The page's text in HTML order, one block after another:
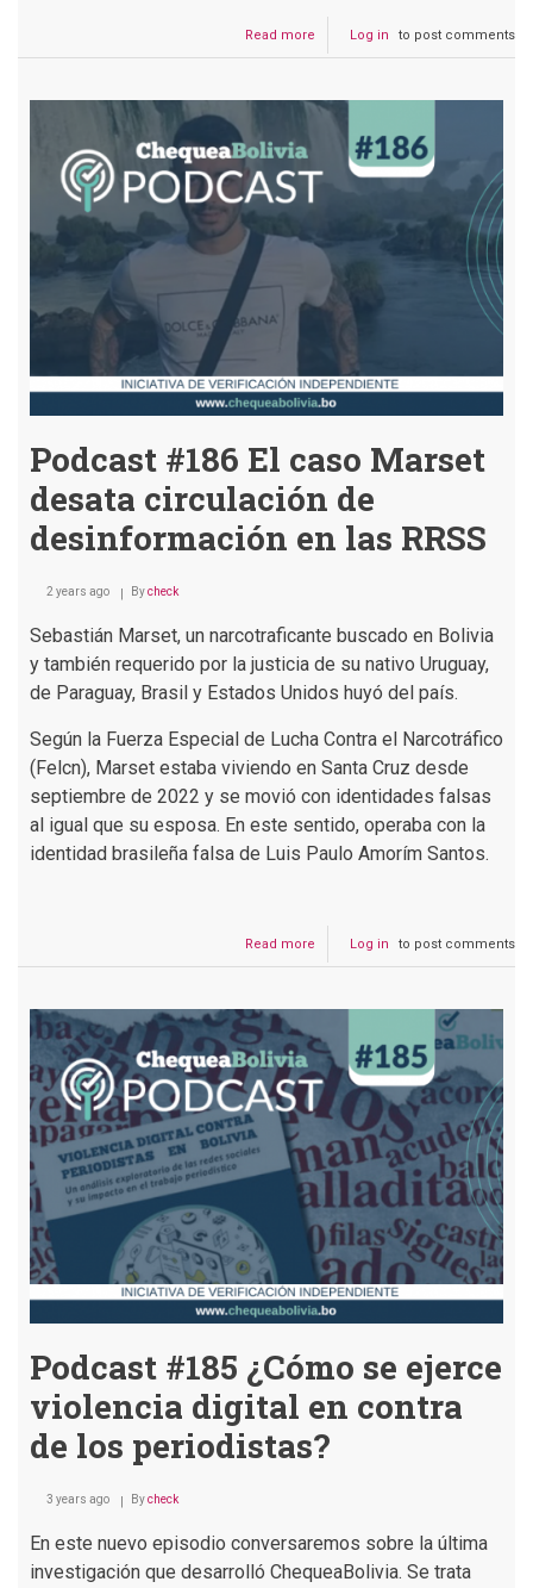
Read more
Podcast
viralizan
convocatorias
laborales
falsas
Log in to post comments
Podcast #186 El caso Marset
desata circulación de
desinformación en las RRSS
2 years ago Bycheck
Sebastián Marset, un narcotraficante buscado en Bolivia
y también requerido por la justicia de su nativo Uruguay,
de Paraguay, Brasil y Estados Unidos huyó del país.
Según la Fuerza Especial de Lucha Contra el Narcotráfico
(Felcn), Marset estaba viviendo en Santa Cruz desde
septiembre de 2022 y se movió con identidades falsas
al igual que su esposa. En este sentido, operaba con la
identidad brasileña falsa de Luis Paulo Amorím Santos.
Read more
Podcast
Marset
desata
circulación
de
desinformación
en
las
RRSS
Log in to post comments
Podcast #185 ¿Cómo se ejerce
violencia digital en contra
de los periodistas?
3 years ago Bycheck
En este nuevo episodio conversaremos sobre la última
investigación que desarrolló ChequeaBolivia. Se trata